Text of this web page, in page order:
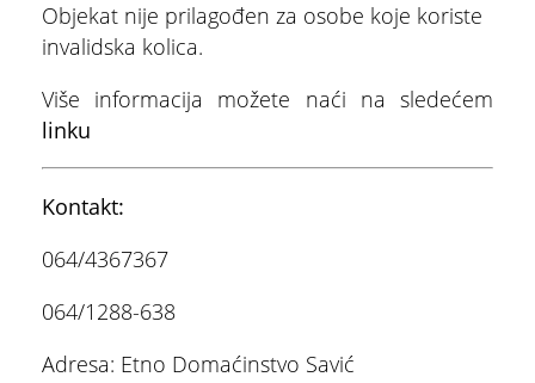
Objekat nije prilagođen za osobe koje koriste
invalidska kolica.
Više informacija možete naći na sledećem
linku
Kontakt:
064/4367367
064/1288-638
Adresa: Etno Domaćinstvo Savić